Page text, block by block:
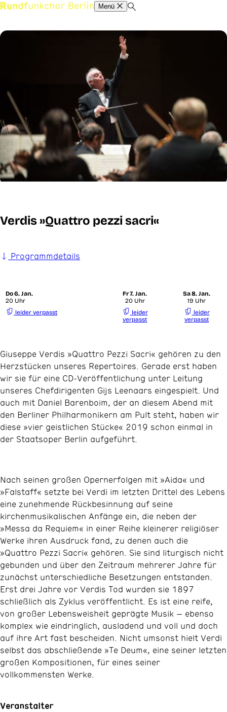
Menü
Verdis »Quattro pezzi sacri«
Programmdetails
Do6. Jan.
20 Uhr
leider verpasst
Fr7. Jan.
20 Uhr
leider
verpasst
Sa8. Jan.
19 Uhr
leider
verpasst
Giuseppe Verdis »Quattro Pezzi Sacri« gehören zu den
Herzstücken unseres Repertoires. Gerade erst haben
wir sie für eine CD-Veröffentlichung unter Leitung
unseres Chefdirigenten Gijs Leenaars eingespielt. Und
auch mit Daniel Barenboim, der an diesem Abend mit
den Berliner Philharmonikern am Pult steht, haben wir
diese »vier geistlichen Stücke« 2019 schon einmal in
der Staatsoper Berlin aufgeführt.
Nach seinen großen Opernerfolgen mit »Aida« und
»Falstaff« setzte bei Verdi im letzten Drittel des Lebens
eine zunehmende Rückbesinnung auf seine
kirchenmusikalischen Anfänge ein, die neben der
»Messa da Requiem« in einer Reihe kleinerer religiöser
Werke ihren Ausdruck fand, zu denen auch die
»Quattro Pezzi Sacri« gehören. Sie sind liturgisch nicht
gebunden und über den Zeitraum mehrerer Jahre für
zunächst unterschiedliche Besetzungen entstanden.
Erst drei Jahre vor Verdis Tod wurden sie 1897
schließlich als Zyklus veröffentlicht. Es ist eine reife,
von großer Lebensweisheit geprägte Musik – ebenso
komplex wie eindringlich, ausladend und voll und doch
auf ihre Art fast bescheiden. Nicht umsonst hielt Verdi
selbst das abschließende »Te Deum«, eine seiner letzten
großen Kompositionen, für eines seiner
vollkommensten Werke.
Veranstalter